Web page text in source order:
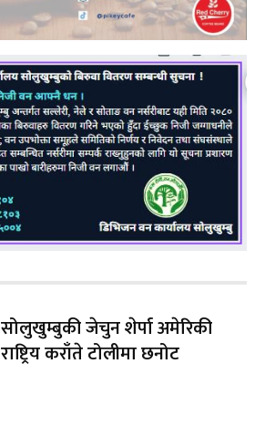
सोलुखुम्बुकी जेचुन शेर्पा अमेरिकी
राष्ट्रिय कराँते टोलीमा छनोट